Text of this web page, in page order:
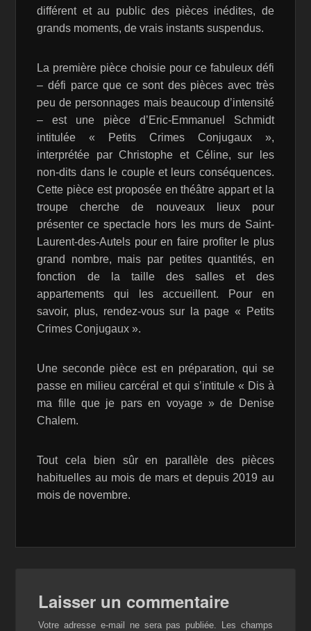
différent et au public des pièces inédites, de
grands moments, de vrais instants suspendus.
La première pièce choisie pour ce fabuleux défi
– défi parce que ce sont des pièces avec très
peu de personnages mais beaucoup d’intensité
– est une pièce d’Eric-Emmanuel Schmidt
intitulée « Petits Crimes Conjugaux »,
interprétée par Christophe et Céline, sur les
non-dits dans le couple et leurs conséquences.
Cette pièce est proposée en théâtre appart et la
troupe cherche de nouveaux lieux pour
présenter ce spectacle hors les murs de Saint-
Laurent-des-Autels pour en faire profiter le plus
grand nombre, mais par petites quantités, en
fonction de la taille des salles et des
appartements qui les accueillent. Pour en
savoir, plus, rendez-vous sur la page « Petits
Crimes Conjugaux ».
Une seconde pièce est en préparation, qui se
passe en milieu carcéral et qui s’intitule « Dis à
ma fille que je pars en voyage » de Denise
Chalem.
Tout cela bien sûr en parallèle des pièces
habituelles au mois de mars et depuis 2019 au
mois de novembre.
Laisser un commentaire
Votre adresse e-mail ne sera pas publiée.
Les champs